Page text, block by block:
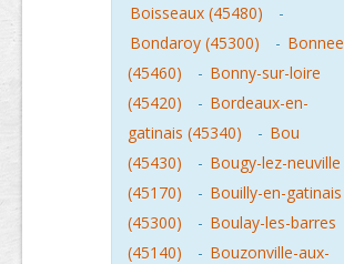
Boisseaux (45480)
-
Bondaroy (45300)
- Bonnee
(45460)
- Bonny-sur-loire
(45420)
- Bordeaux-en-
gatinais (45340)
- Bou
(45430)
- Bougy-lez-neuville
(45170)
- Bouilly-en-gatinais
(45300)
- Boulay-les-barres
(45140)
- Bouzonville-aux-